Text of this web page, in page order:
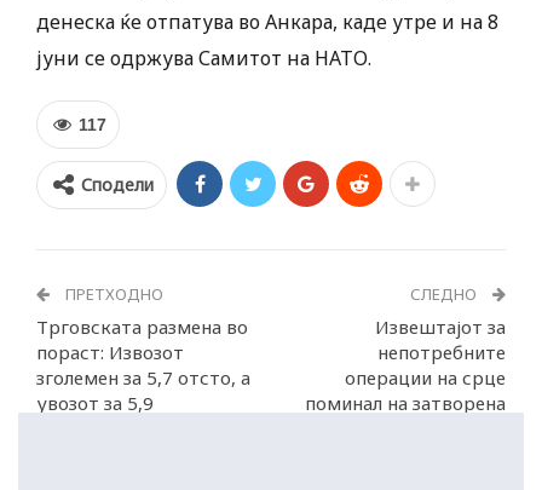
денеска ќе отпатува во Анкара, каде утре и на 8
јуни се одржува Самитот на НАТО.
117
Сподели
ПРЕТХОДНО
Трговската размена во
пораст: Извозот
зголемен за 5,7 отсто, а
увозот за 5,9
СЛЕДНО
Извештајот за
непотребните
операции на срце
поминал на затворена